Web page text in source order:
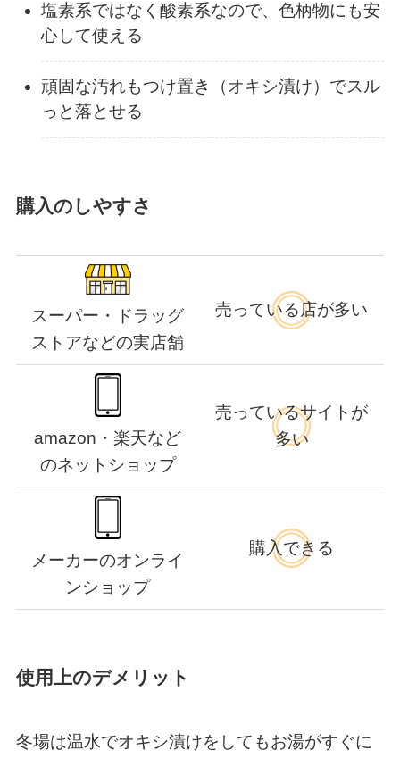
塩素系ではなく酸素系なので、色柄物にも安
心して使える
頑固な汚れもつけ置き（オキシ漬け）でスル
っと落とせる
購入のしやすさ
スーパー・ドラッグ
ストアなどの実店舗
売っている店が多い
amazon・楽天など
のネットショップ
売っているサイトが
多い
メーカーのオンライ
ンショップ
購入できる
使用上のデメリット
冬場は温水でオキシ漬けをしてもお湯がすぐに